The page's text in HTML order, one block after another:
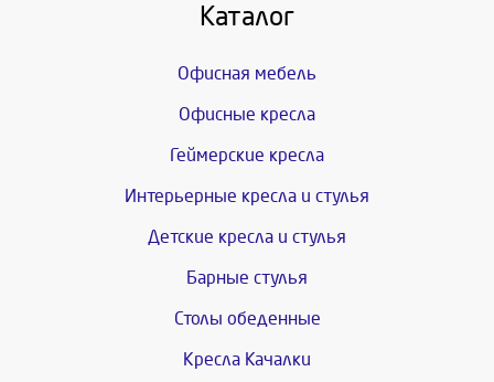
Каталог
Офисная мебель
Офисные кресла
Геймерские кресла
Интерьерные кресла и стулья
Детские кресла и стулья
Барные стулья
Столы обеденные
Кресла Качалки